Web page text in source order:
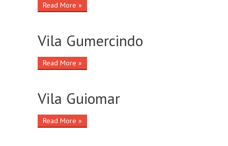
Read More »
Vila Gumercindo
Read More »
Vila Guiomar
Read More »